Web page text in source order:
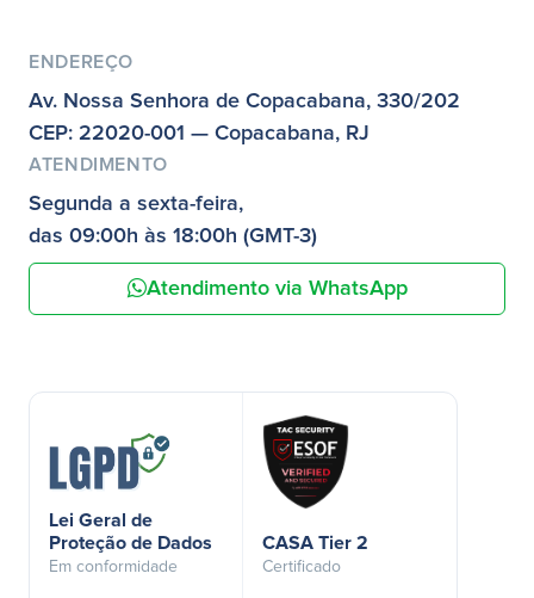
ENDEREÇO
Av. Nossa Senhora de Copacabana, 330/202
CEP: 22020-001 — Copacabana, RJ
ATENDIMENTO
Segunda a sexta-feira,
das 09:00h às 18:00h (GMT-3)
Atendimento via WhatsApp
Lei Geral de
Proteção de Dados
Em conformidade
CASA Tier 2
Certificado